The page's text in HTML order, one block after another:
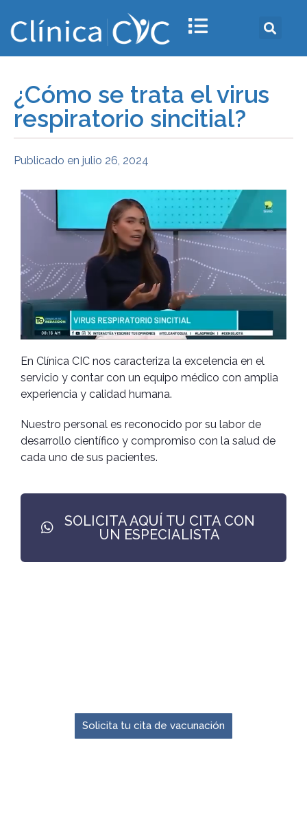
¿Cómo se trata el virus
respiratorio sincitial?
Publicado en julio 26, 2024
En Clínica CIC nos caracteriza la excelencia en el
servicio y contar con un equipo médico con amplia
experiencia y calidad humana.
Nuestro personal es reconocido por su labor de
desarrollo científico y compromiso con la salud de
cada uno de sus pacientes.
SOLICITA AQUÍ TU CITA CON
UN ESPECIALISTA
Solicita tu cita de vacunación